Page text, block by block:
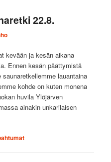
22.8.
kevään ja kesän aikana
Ennen kesän päättymistä
lauantaina
kohde on kuten monena
huvila Ylöjärven
ainakin unkarilaisen